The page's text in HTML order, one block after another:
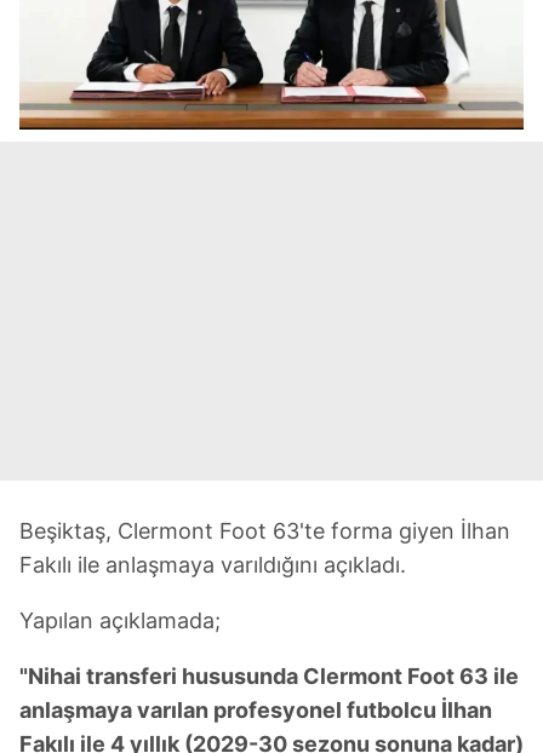
Beşiktaş, Clermont Foot 63'te forma giyen İlhan
Fakılı ile anlaşmaya varıldığını açıkladı.
Yapılan açıklamada;
"Nihai transferi hususunda Clermont Foot 63 ile
anlaşmaya varılan profesyonel futbolcu İlhan
Fakılı ile 4 yıllık (2029-30 sezonu sonuna kadar)